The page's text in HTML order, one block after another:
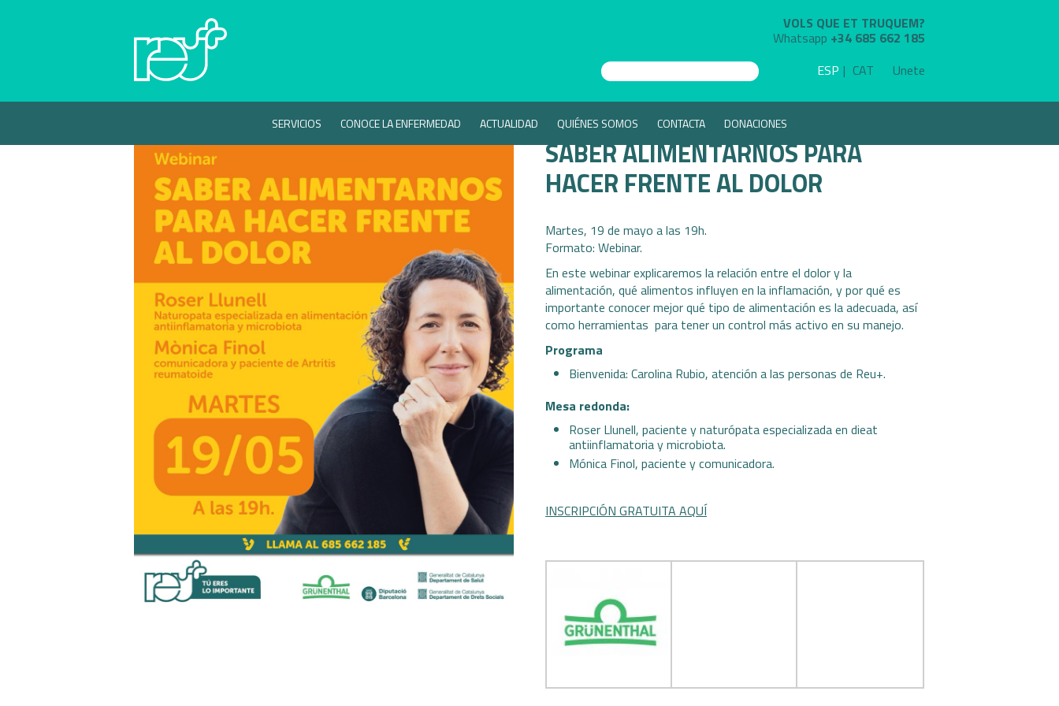
VOLS QUE ET TRUQUEM?
Whatsapp +34 685 662 185
ESP
CAT Unete
SERVICIOS CONOCE LA ENFERMEDAD ACTUALIDAD QUIÉNES SOMOS CONTACTA DONACIONES
SABER ALIMENTARNOS PARA
HACER FRENTE AL DOLOR
Martes, 19 de mayo a las 19h.
Formato: Webinar.
En este webinar explicaremos la relación entre el dolor y la
alimentación, qué alimentos influyen en la inflamación, y por qué es
importante conocer mejor qué tipo de alimentación es la adecuada, así
como herramientas para tener un control más activo en su manejo.
Programa
Bienvenida: Carolina Rubio, atención a las personas de Reu+.
Mesa redonda:
Roser Llunell, paciente y naturópata especializada en dieat
antiinflamatoria y microbiota.
Mónica Finol, paciente y comunicadora.
INSCRIPCIÓN GRATUITA AQUÍ